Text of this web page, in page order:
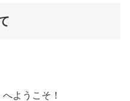
ようこそ！